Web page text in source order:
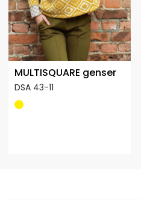
MULTISQUARE genser
DSA 43-11